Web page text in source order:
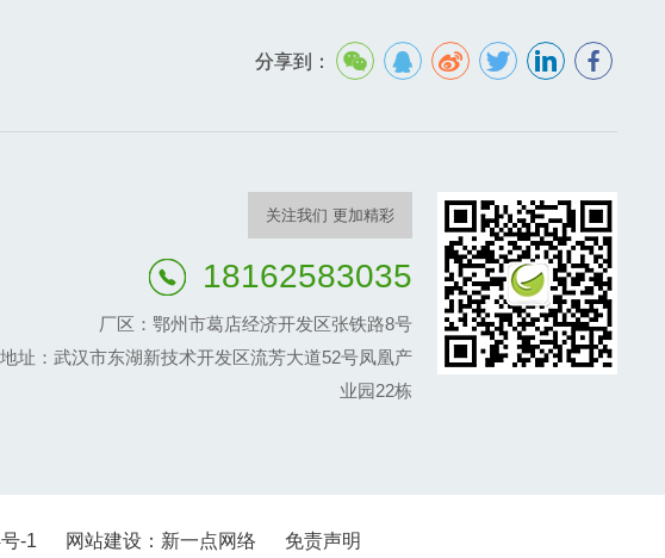
分享到：
关注我们 更加精彩
18162583035
厂区：鄂州市葛店经济开发区张铁路8号
地址：武汉市东湖新技术开发区流芳大道52号凤凰产
业园22栋
-1 网站建设： 新一点网络 免责声明